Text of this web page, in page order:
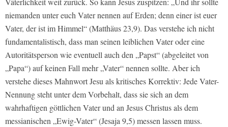
niemanden unter euch Vater nennen auf Erden; denn einer ist euer
Vater, der ist im Himmel“ (Matthäus 23,9). Das verstehe ich nicht
fundamentalistisch, dass man seinen leiblichen Vater oder eine
Autoritätsperson wie eventuell auch den „Papst“ (abgeleitet von
„Papa“) auf keinen Fall mehr „Vater“ nennen sollte. Aber ich
verstehe dieses Mahnwort Jesu als kritisches Korrektiv: Jede Vater-
Nennung steht unter dem Vorbehalt, dass sie sich an dem
wahrhaftigen göttlichen Vater und an Jesus Christus als dem
messianischen „Ewig-Vater“ (Jesaja 9,5) messen lassen muss.